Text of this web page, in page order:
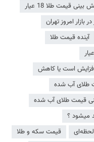
بینی قیمت طلا 18 عیار
آینده قیمت طلا
است یا کاهش
طلای آب شده
قیمت طلای آب شده
میشود ؟
قیمت سکه و طلا